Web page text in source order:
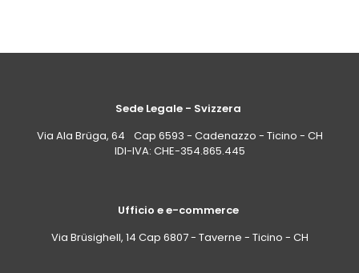
Sede Legale - Svizzera
Via Ala Brüga, 64 Cap 6593 - Cadenazzo - Ticino - CH
IDI-IVA: CHE-354.865.445
Ufficio e e-commerce
Via Brüsighell, 14 Cap 6807 - Taverne - Ticino - CH